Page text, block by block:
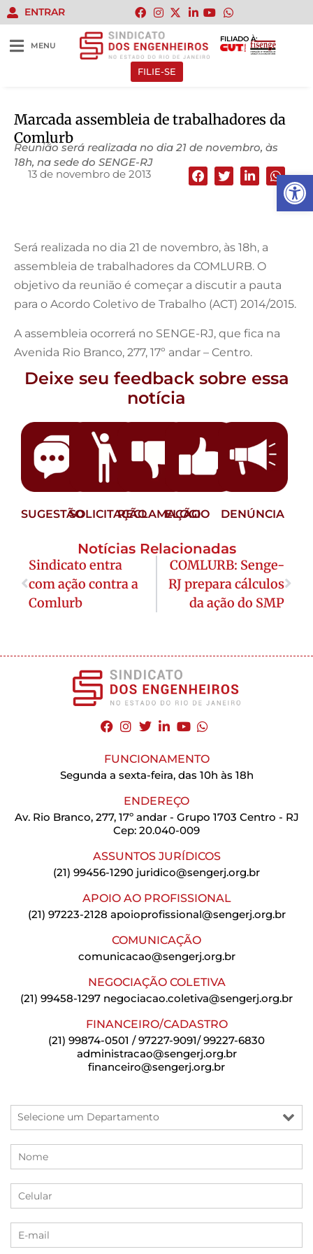
Abrir
ENTRAR
MENU
FILIADO À:
FILIE-SE
Marcada assembleia de trabalhadores da
Comlurb
Reunião será realizada no dia 21 de novembro, às
18h, na sede do SENGE-RJ
13 de novembro de 2013
Será realizada no dia 21 de novembro, às 18h, a
assembleia de trabalhadores da COMLURB. O
objetivo da reunião é começar a discutir a pauta
para o Acordo Coletivo de Trabalho (ACT) 2014/2015.
A assembleia ocorrerá no SENGE-RJ, que fica na
Avenida Rio Branco, 277, 17º andar – Centro.
Deixe seu feedback sobre essa
notícia
SUGESTÃOSOLICITAÇÃORECLAMAÇÃO
ELOGIO DENÚNCIA
Notícias Relacionadas
Sindicato entra
com ação contra a
Comlurb
COMLURB: Senge-
RJ prepara cálculos
da ação do SMP
FUNCIONAMENTO
Segunda a sexta-feira, das 10h às 18h
ENDEREÇO
Av. Rio Branco, 277, 17º andar - Grupo 1703 Centro - RJ
Cep: 20.040-009
ASSUNTOS JURÍDICOS
(21) 99456-1290 juridico@sengerj.org.br
APOIO AO PROFISSIONAL
(21) 97223-2128 apoioprofissional@sengerj.org.br
COMUNICAÇÃO
comunicacao@sengerj.org.br
NEGOCIAÇÃO COLETIVA
(21) 99458-1297 negociacao.coletiva@sengerj.org.br
FINANCEIRO/CADASTRO
(21) 99874-0501 / 97227-9091/ 99227-6830
administracao@sengerj.org.br
financeiro@sengerj.org.br